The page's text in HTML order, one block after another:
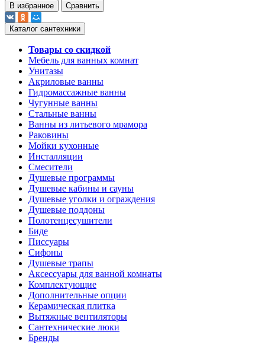
В избранное Сравнить
Каталог сантехники
Товары со скидкой
Мебель для ванных комнат
Унитазы
Акриловые ванны
Гидромассажные ванны
Чугунные ванны
Стальные ванны
Ванны из литьевого мрамора
Раковины
Мойки кухонные
Инсталляции
Смесители
Душевые программы
Душевые кабины и сауны
Душевые уголки и ограждения
Душевые поддоны
Полотенцесушители
Биде
Писсуары
Сифоны
Душевые трапы
Аксессуары для ванной комнаты
Комплектующие
Дополнительные опции
Керамическая плитка
Вытяжные вентиляторы
Сантехнические люки
Бренды